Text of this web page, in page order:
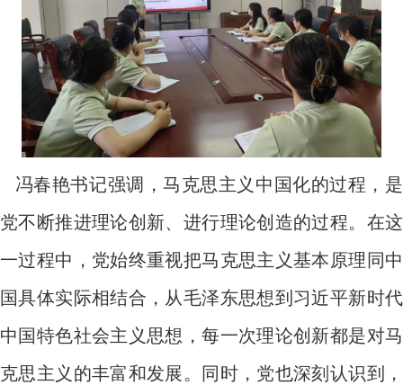
冯春艳书记强调，马克思主义中国化的过程，是
党不断推进理论创新、进行理论创造的过程。在这
一过程中，党始终重视把马克思主义基本原理同中
国具体实际相结合，从毛泽东思想到习近平新时代
中国特色社会主义思想，每一次理论创新都是对马
克思主义的丰富和发展。同时，党也深刻认识到，